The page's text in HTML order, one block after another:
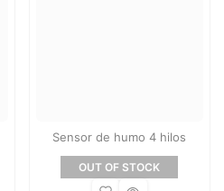
Sensor de humo 4 hilos
OUT OF STOCK